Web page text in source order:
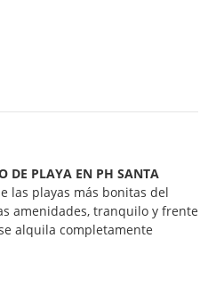
DE PLAYA EN PH SANTA
las playas más bonitas del
amenidades, tranquilo y frente
alquila completamente